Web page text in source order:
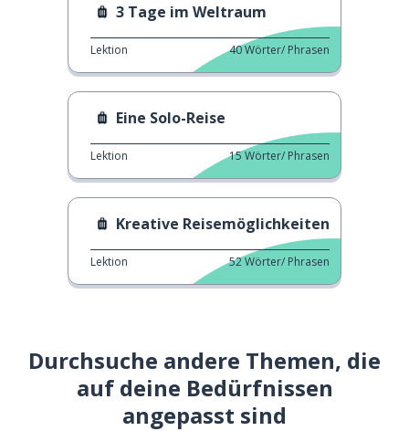
3 Tage im Weltraum
Lektion 40Wörter/ Phrasen
Eine Solo-Reise
Lektion 15Wörter/ Phrasen
Kreative Reisemöglichkeiten
Lektion 52Wörter/ Phrasen
Durchsuche andere Themen, die
auf deine Bedürfnissen
angepasst sind